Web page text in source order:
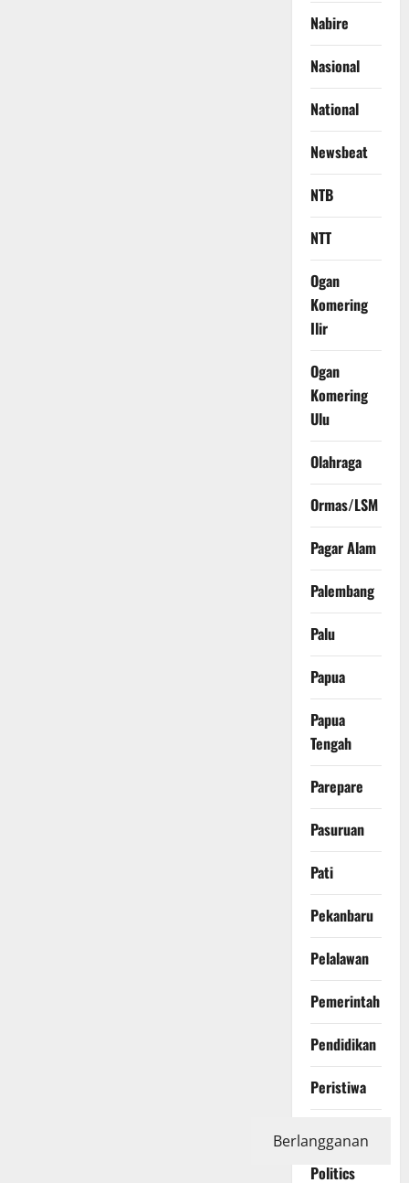
Nabire
Nasional
National
Newsbeat
NTB
NTT
Ogan
Komering
Ilir
Ogan
Komering
Ulu
Olahraga
Ormas/LSM
Pagar Alam
Palembang
Palu
Papua
Papua
Tengah
Parepare
Pasuruan
Pati
Pekanbaru
Pelalawan
Pemerintah
Pendidikan
Peristiwa
Politics
Berlangganan